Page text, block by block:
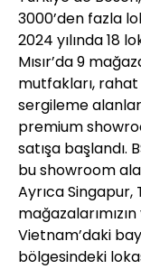
3000’den fazla
2024 yılında 18
Mısır’da 9
mutfakları, rahat
sergileme
premium
satışa başlandı.
bu showroom
Ayrıca Singapur,
Vietnam’daki
bölgesindeki